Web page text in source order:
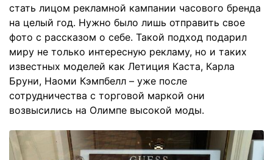
стать лицом рекламной кампании часового бренда
на целый год. Нужно было лишь отправить свое
фото с рассказом о себе. Такой подход подарил
миру не только интересную рекламу, но и таких
известных моделей как Летиция Каста, Карла
Бруни, Наоми Кэмпбелл – уже после
сотрудничества с торговой маркой они
возвысились на Олимпе высокой моды.